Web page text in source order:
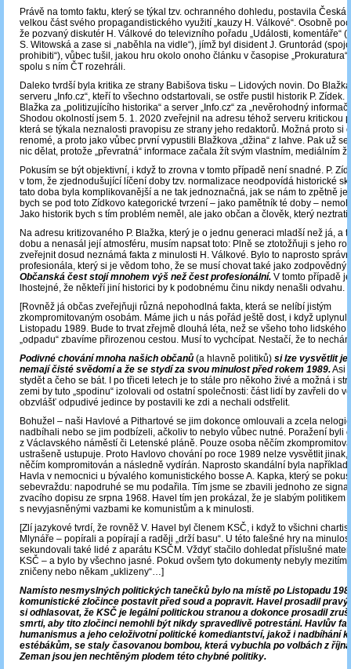
Právě na tomto faktu, který se týkal tzv. ochranného dohledu, postavila Česká
velkou část svého propagandistického využití „kauzy H. Válkové“. Osobně
že pozvaný diskutér H. Válkové do televizního pořadu „Události, komentáře“
S. Witowská a zase si „naběhla na vidle“), jímž byl disident J. Gruntorád
prohibiti“), vůbec tušil, jakou hru okolo onoho článku v časopise „Prokuratura“
spolu s ním ČT rozehráli.
Daleko tvrdší byla kritika ze strany Babišova tisku – Lidových novin. Do
serveru „Info.cz“, kteří to všechno odstartovali, se ostře pustil historik P. Zídek.
Blažka za „politizujícího historika“ a server „Info.cz“ za „nevěrohodný
Shodou okolností jsem 5. 1. 2020 zveřejnil na adresu téhož serveru kritickou
která se týkala neznalosti pravopisu ze strany jeho redaktorů. Možná proto si
renomé, a proto jako vůbec první vypustili Blažkova „džina“ z lahve. Pak už
nic dělat, protože „převratná“ informace začala žít svým vlastním, mediálním
Pokusím se být objektivní, i když to zrovna v tomto případě není snadné. P.
v tom, že zjednodušující líčení doby tzv. normalizace neodpovídá historické
tato doba byla komplikovanější a ne tak jednoznačná, jak se nám to zpětně
bych se pod toto Zídkovo kategorické tvrzení – jako pamětník té doby –
Jako historik bych s tím problém neměl, ale jako občan a člověk, který
Na adresu kritizovaného P. Blažka, který je o jednu generaci mladší než já, a
dobu a nenasál její atmosféru, musím napsat toto: Plně se ztotožňuji s jeho
zveřejnit dosud neznámá fakta z minulosti H. Válkové. Bylo to naprosto
profesionála, který si je vědom toho, že se musí chovat také jako zodpovědný
Občanská čest stojí mnohem výš než čest profesionální. V tomto případě
lhostejné, že někteří jiní historici by k podobnému činu nikdy nenašli odvahu.
[Rovněž já občas zveřejňuji různá nepohodlná fakta, která se nelíbí jistým
zkompromitovaným osobám. Máme jich u nás pořád ještě dost, i když
Listopadu 1989. Bude to trvat zřejmě dlouhá léta, než se všeho toho lidského
„odpadu“ zbavíme přirozenou cestou. Musí to vychcípat. Nestačí, že to
Podivné chování mnoha našich občanů (a hlavně politiků) si lze vysvětlit
nemají čisté svědomí a že se stydí za svou minulost před rokem 1989.Asi
stydět a čeho se bát. I po třiceti letech je to stále pro někoho živé a možná i
zemi by tuto „spodinu“ izolovali od ostatní společnosti: část lidí by zavřeli do
obzvlášť odpudivé jedince by postavili ke zdi a nechali odstřelit.
Bohužel – naši Havlové a Pithartové se jim dokonce omlouvali a zcela
nadbíhali nebo se jim podbízeli, ačkoliv to nebylo vůbec nutné. Poražení byli
z Václavského náměstí či Letenské pláně. Pouze osoba něčím
ustrašeně ustupuje. Proto Havlovo chování po roce 1989 nelze vysvětlit jinak,
něčím kompromitován a následně vydírán. Naprosto skandální byla například
Havla v nemocnici u bývalého komunistického bosse A. Kapka, který se
sebevraždu: napodruhé se mu podařila. Tím jsme se zbavili jednoho ze
zvacího dopisu ze srpna 1968. Havel tím jen prokázal, že je slabým politikem
s nevyjasněnými vazbami ke komunistům a k minulosti.
[Zlí jazykové tvrdí, že rovněž V. Havel byl členem KSČ, i když to všichni
Mlynáře – popírali a popírají a raději „drží basu“. U této falešné hry na
sekundovali také lidé z aparátu KSČM. Vždyť stačilo dohledat příslušné
KSČ ‒ a bylo by všechno jasné. Pokud ovšem tyto dokumenty nebyly mezitím
zničeny nebo někam „uklizeny“…]
Namísto nesmyslných politických tanečků bylo na místě po Listopadu
komunistické zločince postavit před soud a popravit. Havel prosadil pravý
si odhlasovat, že KSČ je legální politickou stranou a dokonce prosadil
smrti, aby tito zločinci nemohli být nikdy spravedlivě potrestáni. Havlův
humanismus a jeho celoživotní politické komediantství, jakož i nadbíhání
estébákům, se staly časovanou bombou, která vybuchla po volbách z
Zeman jsou jen nechtěným plodem této chybné politiky.